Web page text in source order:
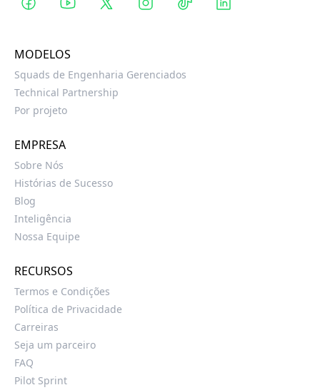
MODELOS
Squads de Engenharia Gerenciados
Technical Partnership
Por projeto
EMPRESA
Sobre Nós
Histórias de Sucesso
Blog
Inteligência
Nossa Equipe
RECURSOS
Termos e Condições
Política de Privacidade
Carreiras
Seja um parceiro
FAQ
Pilot Sprint